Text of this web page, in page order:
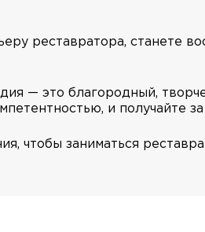
реставратора, станете
— это благородный,
и получайте
чтобы заниматься